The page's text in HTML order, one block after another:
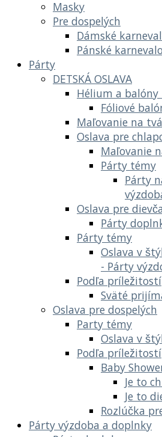
Masky
Pre dospelých
Dámské
Pánské
Párty
DETSKÁ OSLAVA
Hélium a
Fóliové
Maľovanie na
Oslava pre
Maľovanie
Párty témy
Párty
Oslava pre
Párty
Párty témy
Oslava v
- Párty
Podľa príležitostí
Sväté
Oslava pre dospelých
Party témy
Oslava v
Podľa príležitostí
Baby
Je to
Je to
Rozlúčka
Párty výzdoba a doplnky